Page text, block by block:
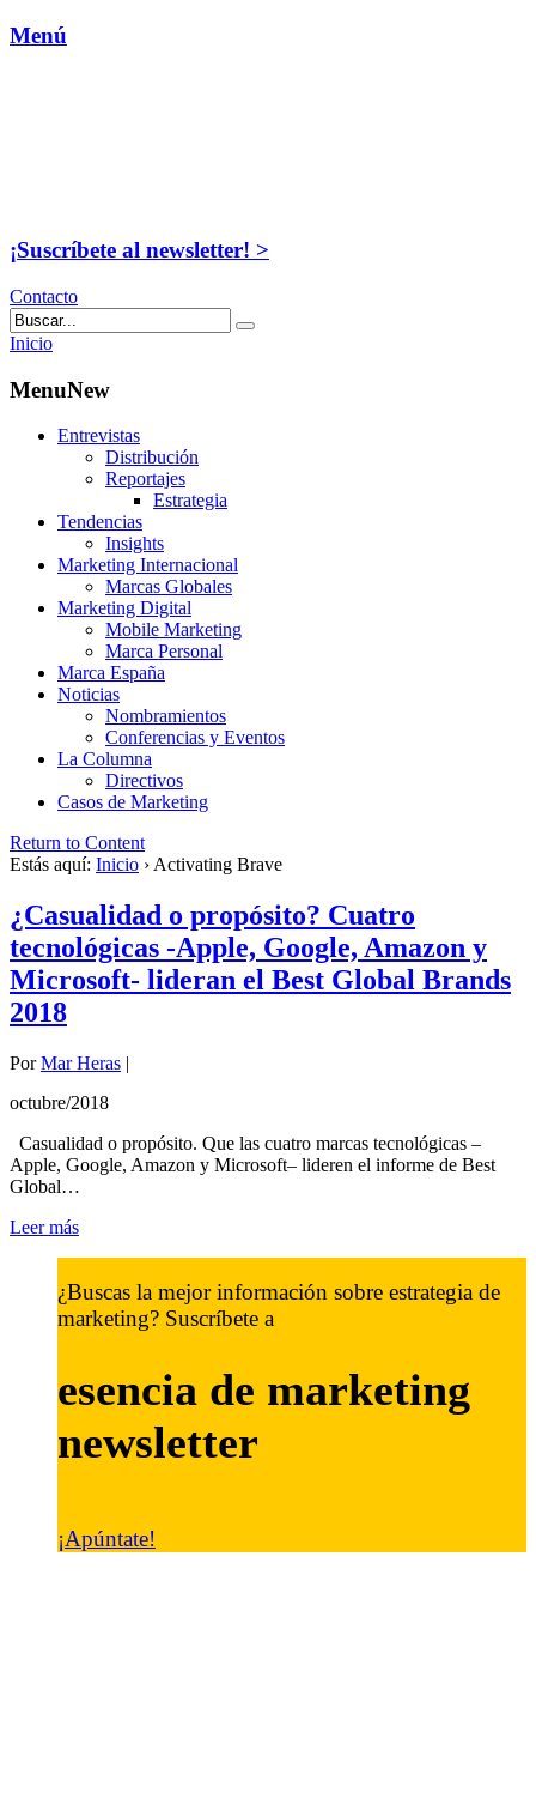
Menú
¡Suscríbete al newsletter! >
Contacto
Inicio
MenuNew
Entrevistas
Distribución
Reportajes
Estrategia
Tendencias
Insights
Marketing Internacional
Marcas Globales
Marketing Digital
Mobile Marketing
Marca Personal
Marca España
Noticias
Nombramientos
Conferencias y Eventos
La Columna
Directivos
Casos de Marketing
Return to Content
Estás aquí: Inicio › Activating Brave
¿Casualidad o propósito? Cuatro
tecnológicas -Apple, Google, Amazon y
Microsoft- lideran el Best Global Brands
2018
PorMar Heras |
octubre/2018
Casualidad o propósito. Que las cuatro marcas tecnológicas –
Apple, Google, Amazon y Microsoft– lideren el informe de Best
Global…
Leer más
¿Buscas la mejor información sobre estrategia de
marketing? Suscríbete a
esencia de marketing
newsletter
¡Apúntate!